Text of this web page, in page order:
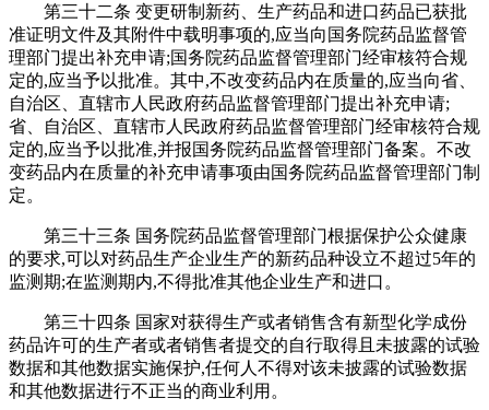
第三十二条 变更研制新药、生产药品和进口药品已获批
准证明文件及其附件中载明事项的,应当向国务院药品监督管
理部门提出补充申请;国务院药品监督管理部门经审核符合规
定的,应当予以批准。其中,不改变药品内在质量的,应当向省、
自治区、直辖市人民政府药品监督管理部门提出补充申请;
省、自治区、直辖市人民政府药品监督管理部门经审核符合规
定的,应当予以批准,并报国务院药品监督管理部门备案。不改
变药品内在质量的补充申请事项由国务院药品监督管理部门制
定。
第三十三条 国务院药品监督管理部门根据保护公众健康
的要求,可以对药品生产企业生产的新药品种设立不超过5年的
监测期;在监测期内,不得批准其他企业生产和进口。
第三十四条 国家对获得生产或者销售含有新型化学成份
药品许可的生产者或者销售者提交的自行取得且未披露的试验
数据和其他数据实施保护,任何人不得对该未披露的试验数据
和其他数据进行不正当的商业利用。